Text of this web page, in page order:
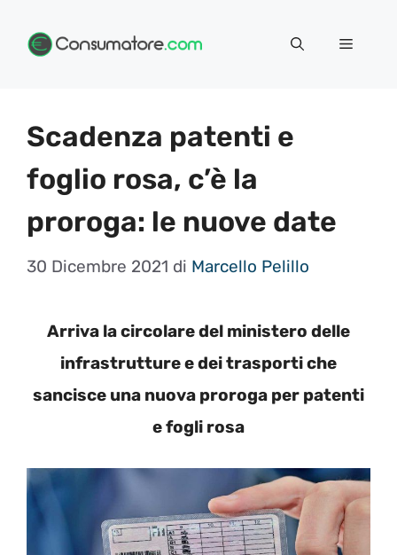
Menu
Scadenza patenti e
foglio rosa, c’è la
proroga: le nuove date
30 Dicembre 2021 di Marcello Pelillo
Arriva la circolare del ministero delle
infrastrutture e dei trasporti che
sancisce una nuova proroga per patenti
e fogli rosa